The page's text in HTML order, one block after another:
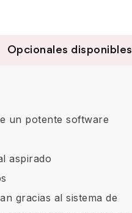
Opcionales disponibles
un potente software
aspirado
gracias al sistema de